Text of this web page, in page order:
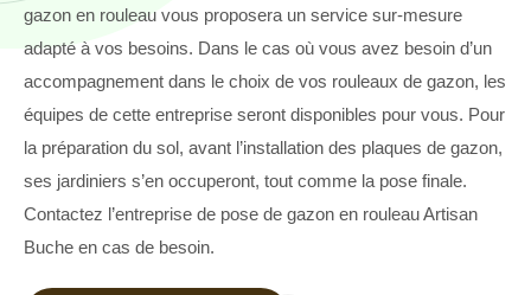
gazon en rouleau vous proposera un service sur-mesure
adapté à vos besoins. Dans le cas où vous avez besoin d’un
accompagnement dans le choix de vos rouleaux de gazon, les
équipes de cette entreprise seront disponibles pour vous. Pour
la préparation du sol, avant l’installation des plaques de gazon,
ses jardiniers s’en occuperont, tout comme la pose finale.
Contactez l’entreprise de pose de gazon en rouleau Artisan
Buche en cas de besoin.